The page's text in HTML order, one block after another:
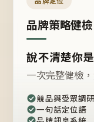
品牌策略健檢
說不清楚你
一次完整健檢
競品與受眾調研
一句話定位語